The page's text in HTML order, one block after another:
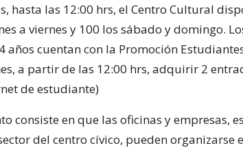
hasta las 12:00 hrs, el Centro Cultural
a viernes y 100 los sábado y domingo.
años cuentan con la Promoción
a partir de las 12:00 hrs, adquirir 2
de estudiante)
consiste en que las oficinas y empresas,
del centro cívico, pueden organizarse